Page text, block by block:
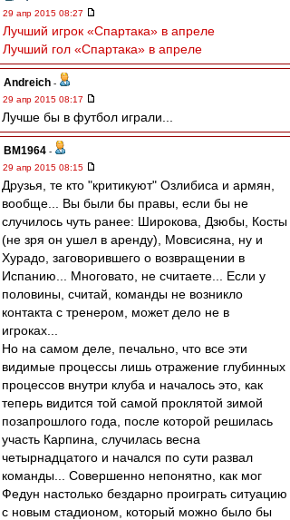
29 апр 2015 08:27
Лучший игрок «Спартака» в апреле
Лучший гол «Спартака» в апреле
Andreich -
29 апр 2015 08:17
Лучше бы в футбол играли...
BM1964 -
29 апр 2015 08:15
Друзья, те кто "критикуют" Озлибиса и армян,
вообще... Вы были бы правы, если бы не
случилось чуть ранее: Широкова, Дзюбы, Косты
(не зря он ушел в аренду), Мовсисяна, ну и
Хурадо, заговорившего о возвращении в
Испанию... Многовато, не считаете... Если у
половины, считай, команды не возникло
контакта с тренером, может дело не в
игроках...
Но на самом деле, печально, что все эти
видимые процессы лишь отражение глубинных
процессов внутри клуба и началось это, как
теперь видится той самой проклятой зимой
позапрошлого года, после которой решилась
участь Карпина, случилась весна
четырнадцатого и начался по сути развал
команды... Совершенно непонятно, как мог
Федун настолько бездарно проиграть ситуацию
с новым стадионом, который можно было бы